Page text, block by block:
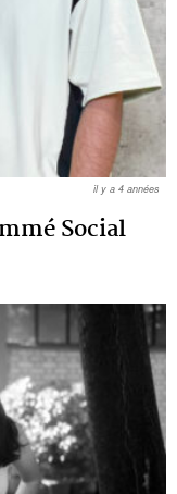
Social
il y a 4 années